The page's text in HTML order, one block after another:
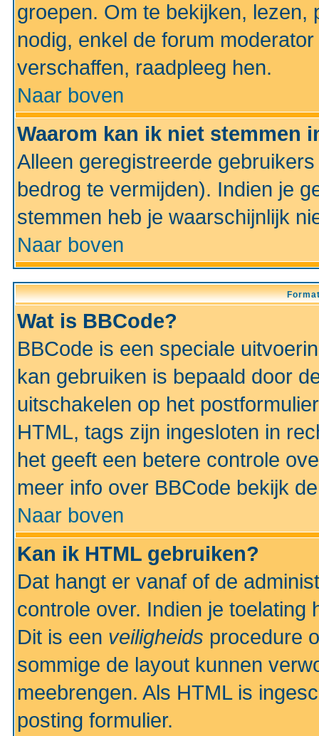
groepen. Om te bekijken, lezen,
nodig, enkel de forum
verschaffen, raadpleeg hen.
Naar boven
Waarom kan ik niet stemmen
Alleen geregistreerde
bedrog te vermijden). Indien je
stemmen heb je waarschijnlijk
Naar boven
Wat is BBCode?
BBCode is een speciale
kan gebruiken is bepaald door
uitschakelen op het
HTML, tags zijn ingesloten in
het geeft een betere controle
meer info over BBCode bekijk
Naar boven
Kan ik HTML gebruiken?
Dat hangt er vanaf of de
controle over. Indien je
Dit is een veiligheids procedure
sommige de layout kunnen
meebrengen. Als HTML is
posting formulier.